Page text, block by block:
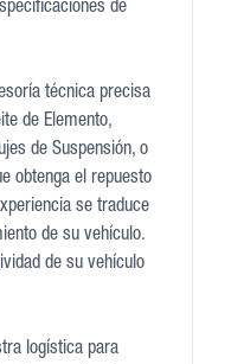
de
técnica precisa
de Elemento,
de Suspensión, o
obtenga el repuesto
se traduce
de su vehículo.
de su vehículo
logística para